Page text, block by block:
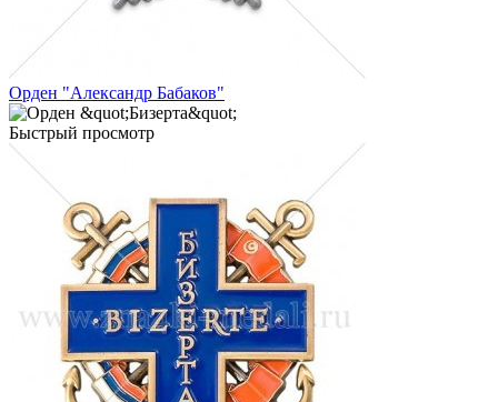
Орден "Александр Бабаков"
Быстрый просмотр